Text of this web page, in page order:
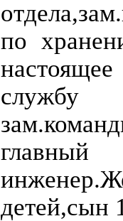
по
главный
детей,сын